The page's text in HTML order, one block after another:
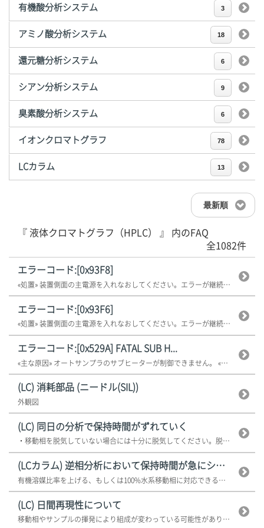
有機酸分析システム 3
アミノ酸分析システム 18
還元糖分析システム 6
シアン分析システム 9
臭素酸分析システム 6
イオンクロマトグラフ 78
LCカラム 13
最新順
『 液体クロマトグラフ（HPLC） 』 内のFAQ
全1082件
エラーコード:[0x93F8]
«処置» 装置側面の主電源を入れなおしてください。エラーが継続する場合は...
エラーコード:[0x93F6]
«処置» 装置側面の主電源を入れなおしてください。エラーが継続する場合は...
エラーコード:[0x529A] FATAL SUB H...
«主な原因» オートサンプラのサブヒーターが制御できません。 «処...
(LC) 消耗部品 (ニードル(SIL))
外観図
(LC) 同日の分析で保持時間がずれていく
・移動相を脱気していない場合には十分に脱気してください。脱気方法については...
(LCカラム) 逆相分析において保持時間が急にシフトした
有機溶媒比率を上げる、もしくは100%水系移動相に対応できるようなカラムの...
(LC) 日間再現性について
移動相やサンプルの揮発により組成が変わっている可能性があります。再調製し、...